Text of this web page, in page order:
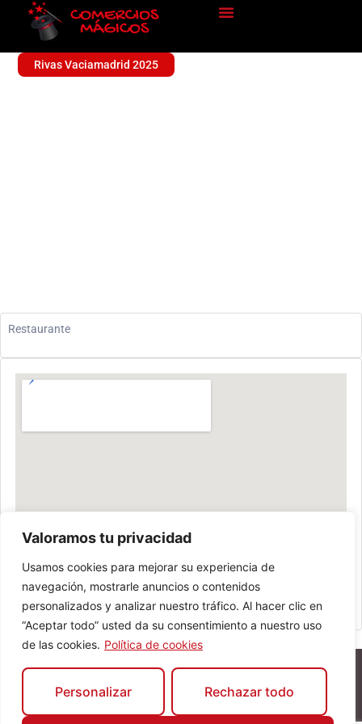
Valoramos tu privacidad
Usamos cookies para mejorar su experiencia de
navegación, mostrarle anuncios o contenidos
personalizados y analizar nuestro tráfico. Al hacer clic en
“Aceptar todo” usted da su consentimiento a nuestro uso
de las cookies. Política de cookies
Personalizar Rechazar todo
Rivas Vaciamadrid 2025
Restaurante